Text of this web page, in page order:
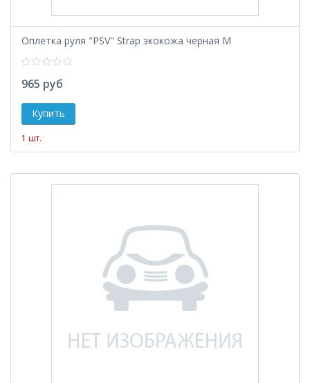
Оплетка руля "PSV" Strap экокожа черная М
965 руб
1 шт.